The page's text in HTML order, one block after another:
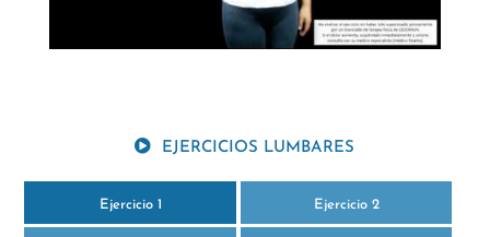
EJERCICIOS LUMBARES
Ejercicio 1 Ejercicio 2